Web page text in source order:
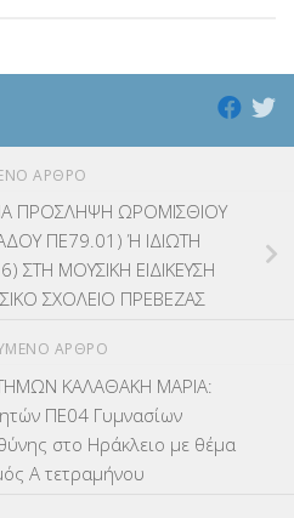
ΆΡΘΡΟ
ΠΡΟΣΛΗΨΗ ΩΡΟΜΙΣΘΙΟΥ
ΠΕ79.01) Ή ΙΔΙΩΤΗ
ΣΤΗ ΜΟΥΣΙΚΗ ΕΙΔΙΚΕΥΣΗ
ΣΧΟΛΕΙΟ ΠΡΕΒΕΖΑΣ
ΆΡΘΡΟ
ΚΑΛΑΘΑΚΗ ΜΑΡΙΑ:
ΠΕ04 Γυμνασίων
στο Ηράκλειο με θέμα
Α τετραμήνου